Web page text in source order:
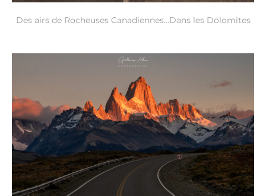
Des airs de Rocheuses Canadiennes…Dans les Dolomites